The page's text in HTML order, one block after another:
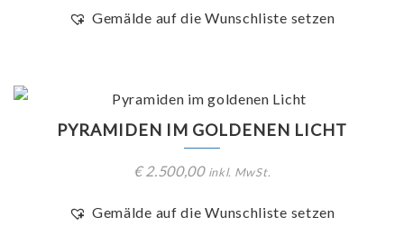
Gemälde auf die Wunschliste setzen
PYRAMIDEN IM GOLDENEN LICHT
€2.500,00 inkl. MwSt.
Gemälde auf die Wunschliste setzen